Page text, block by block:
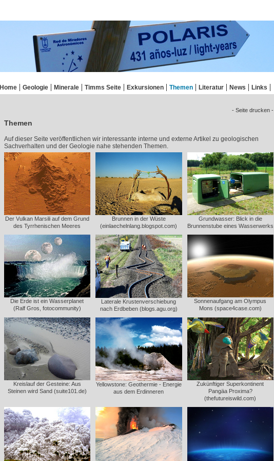
Home Geologie Minerale Timms Seite Exkursionen Themen Literatur News Links
- Seite drucken -
Themen
Auf dieser Seite veröffentlichen wir interessante interne und externe Artikel zu geologischen
Sachverhalten und der Geologie nahe stehenden Themen.
Der Vulkan Marsili auf dem Grund
des Tyrrhenischen Meeres
Brunnen in der Wüste
(einlaechelnlang.blogspot.com)
Grundwasser: Blick in die
Brunnenstube eines Wasserwerks
Die Erde ist ein Wasserplanet
(Ralf Gros, fotocommunity)
Laterale Krustenverschiebung
nach Erdbeben (blogs.agu.org)
Sonnenaufgang am Olympus
Mons (space4case.com)
Kreislauf der Gesteine: Aus
Steinen wird Sand (suite101.de)
Yellowstone: Geothermie - Energie
aus dem Erdinneren
Zukünftiger Superkontinent
Pangäa Proxima?
(thefutureiswild.com)